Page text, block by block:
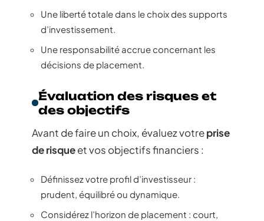
Une liberté totale dans le choix des supports
d’investissement.
Une responsabilité accrue concernant les
décisions de placement.
Évaluation des risques et
des objectifs
Avant de faire un choix, évaluez votreprise
de risqueet vos objectifs financiers :
Définissez votre profil d’investisseur :
prudent, équilibré ou dynamique.
Considérez l’horizon de placement : court,